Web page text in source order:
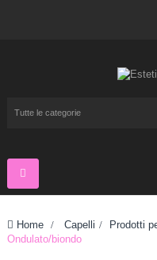
Navigazione
Toggle
Home > Capelli > Prodotti
Ondulato/biondo